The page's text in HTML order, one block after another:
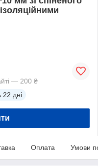
— 200 ₴
22 дні
Оплата Умови